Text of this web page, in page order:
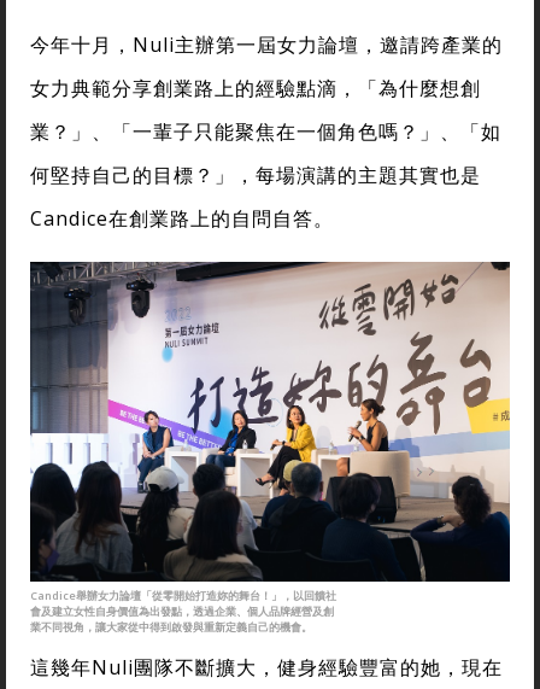
今年十月，Nuli主辦第一屆女力論壇，邀請跨產業的
女力典範分享創業路上的經驗點滴，「為什麼想創
業？」、「一輩子只能聚焦在一個角色嗎？」、「如
何堅持自己的目標？」，每場演講的主題其實也是
Candice在創業路上的自問自答。
Candice舉辦女力論壇「從零開始打造妳的舞台！」，以回饋社
會及建立女性自身價值為出發點，透過企業、個人品牌經營及創
業不同視角，讓大家從中得到啟發與重新定義自己的機會。
這幾年Nuli團隊不斷擴大，健身經驗豐富的她，現在